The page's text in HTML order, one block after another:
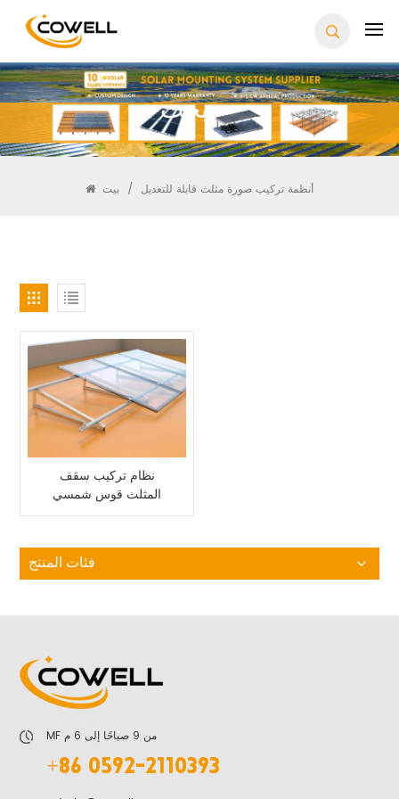
يبحث
بيت / أنظمة تركيب صورة مثلث قابلة للتعديل
نظام تركيب سقف
المثلث قوس شمسي
قابل للتعديل
فئات المنتج
+86 0592-2110393